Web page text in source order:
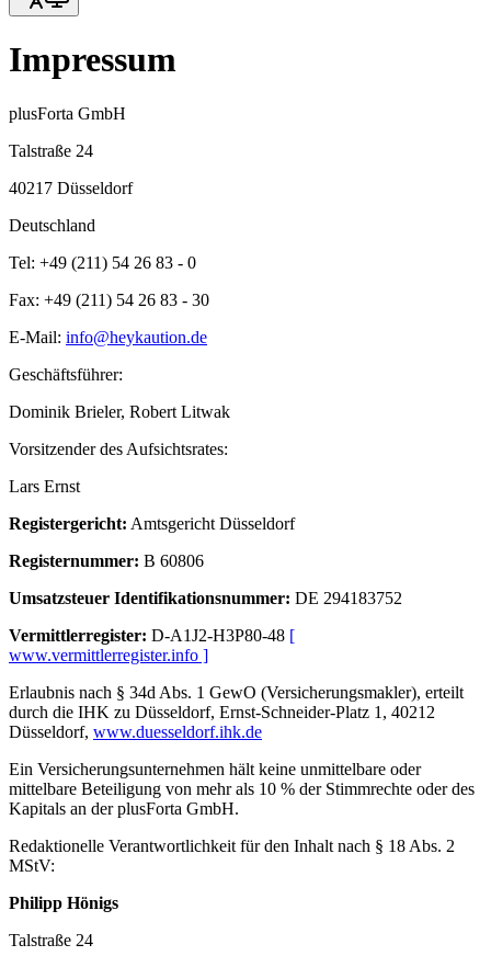
Impressum
plusForta GmbH
Talstraße 24
40217 Düsseldorf
Deutschland
Tel: +49 (211) 54 26 83 - 0
Fax: +49 (211) 54 26 83 - 30
E-Mail: info@heykaution.de
Geschäftsführer:
Dominik Brieler, Robert Litwak
Vorsitzender des Aufsichtsrates:
Lars Ernst
Registergericht: Amtsgericht Düsseldorf
Registernummer: B 60806
Umsatzsteuer Identifikationsnummer: DE 294183752
Vermittlerregister: D-A1J2-H3P80-48 [
www.vermittlerregister.info ]
Erlaubnis nach § 34d Abs. 1 GewO (Versicherungsmakler), erteilt
durch die IHK zu Düsseldorf, Ernst-Schneider-Platz 1, 40212
Düsseldorf, www.duesseldorf.ihk.de
Ein Versicherungsunternehmen hält keine unmittelbare oder
mittelbare Beteiligung von mehr als 10 % der Stimmrechte oder des
Kapitals an der plusForta GmbH.
Redaktionelle Verantwortlichkeit für den Inhalt nach § 18 Abs. 2
MStV:
Philipp Hönigs
Talstraße 24